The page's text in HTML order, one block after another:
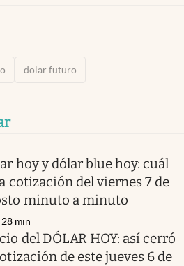
dolar futuro
hoy y dólar blue hoy: cuál
cotización del viernes 7 de
minuto a minuto
28 min
del DÓLAR HOY: así cerró
de este jueves 6 de